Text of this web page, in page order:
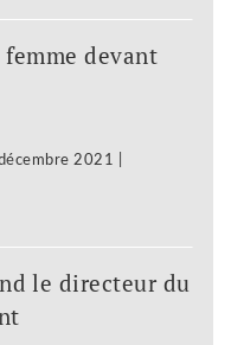
devant
2021
le directeur du